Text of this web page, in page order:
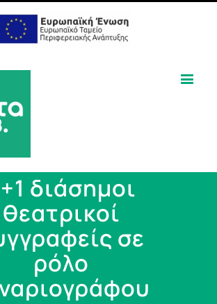
διάσημοι
θεατρικοί
σε
ρόλο